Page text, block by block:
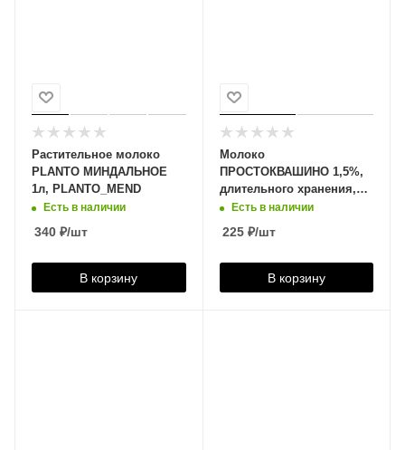
Растительное молоко
PLANTO МИНДАЛЬНОЕ
1л, PLANTO_MEND
Есть в наличии
340 ₽/шт
В корзину
Молоко
ПРОСТОКВАШИНО 1,5%,
длительного хранения,
безлактозное 970мл,
Есть в наличии
225₽/шт
В корзину